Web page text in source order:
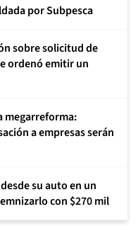
por Subpesca
sobre solicitud de
ordenó emitir un
megarreforma:
a empresas serán
su auto en un
con $270 mil